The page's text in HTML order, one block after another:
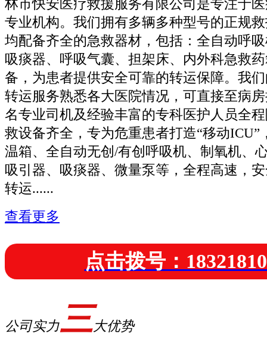
林市快安医疗救援服务有限公司是专注于
专业机构。我们拥有多辆多种型号的正规
均配备齐全的急救器材，包括：全自动呼
吸痰器、呼吸气囊、担架床、内外科急救
备，为患者提供安全可靠的转运保障。我
转运服务熟悉各大医院情况，可直接至病
名专业司机及经验丰富的专科医护人员全
救设备齐全，专为危重患者打造“移动ICU”
温箱、全自动无创/有创呼吸机、制氧机、
吸引器、吸痰器、微量泵等，全程高速，
转运......
查看更多
点击拨号：
公司实力三大优势